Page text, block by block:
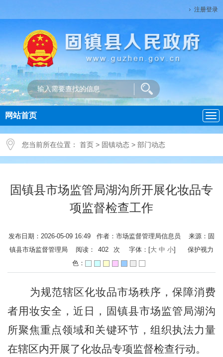
注册登录
导
航
网站首页
您当前所在位置： 首页 > 固镇动态 > 部门动态
固镇县市场监管局湖沟所开展化妆品专
项监督检查工作
发布日期：2026-05-09 16:49 作者：市场监督管理局信息员 来源：固
镇县市场监督管理局 阅读：
402 次 字体：[大 中 小]
保护视力
色：
为规范辖区化妆品市场秩序，保障消费
者用妆安全，近日，固镇县市场监管局湖沟
所聚焦重点领域和关键环节，组织执法力量
在辖区内开展了化妆品专项监督检查行动。